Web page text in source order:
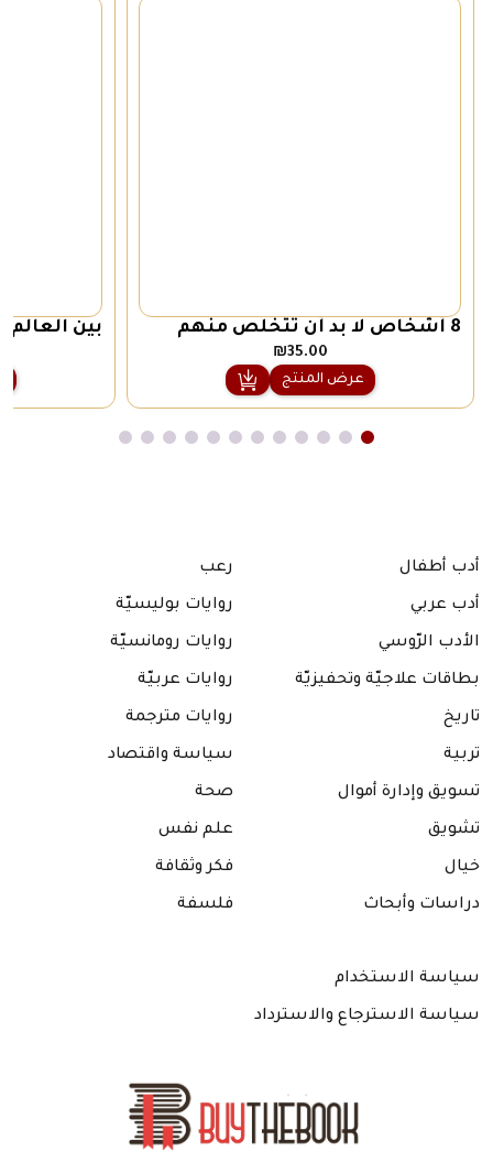
8 أشخاص لا بد أن تتخلص منهم
₪35.00
عرض المنتج
بين العالم
أدب أطفال
أدب عربي
الأدب الرّوسي
بطاقات علاجيّة وتحفيزيّة
تاريخ
تربية
تسويق وإدارة أموال
تشويق
خيال
دراسات وأبحاث
رعب
روايات بوليسيّة
روايات رومانسيّة
روايات عربيّة
روايات مترجمة
سياسة واقتصاد
صحة
علم نفس
فكر وثقافة
فلسفة
سياسة الاستخدام
سياسة الاسترجاع والاسترداد